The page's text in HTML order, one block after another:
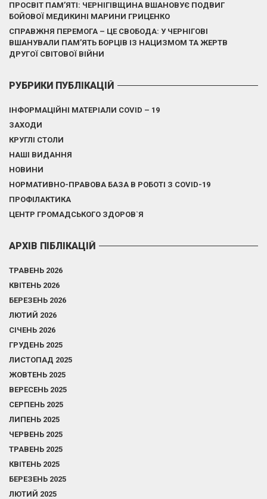
ПРОСВІТ ПАМ’ЯТІ: ЧЕРНІГІВЩИНА ВШАНОВУЄ ПОДВИГ
БОЙОВОЇ МЕДИКИНІ МАРИНИ ГРИЦЕНКО
СПРАВЖНЯ ПЕРЕМОГА – ЦЕ СВОБОДА: У ЧЕРНІГОВІ
ВШАНУВАЛИ ПАМ’ЯТЬ БОРЦІВ ІЗ НАЦИЗМОМ ТА ЖЕРТВ
ДРУГОЇ СВІТОВОЇ ВІЙНИ
РУБРИКИ ПУБЛІКАЦІЙ
ІНФОРМАЦІЙНІ МАТЕРІАЛИ COVID – 19
ЗАХОДИ
КРУГЛІ СТОЛИ
НАШІ ВИДАННЯ
НОВИНИ
НОРМАТИВНО-ПРАВОВА БАЗА В РОБОТІ З COVID-19
ПРОФІЛАКТИКА
ЦЕНТР ГРОМАДСЬКОГО ЗДОРОВ`Я
АРХІВ ПІБЛІКАЦІЙ
ТРАВЕНЬ 2026
КВІТЕНЬ 2026
БЕРЕЗЕНЬ 2026
ЛЮТИЙ 2026
СІЧЕНЬ 2026
ГРУДЕНЬ 2025
ЛИСТОПАД 2025
ЖОВТЕНЬ 2025
ВЕРЕСЕНЬ 2025
СЕРПЕНЬ 2025
ЛИПЕНЬ 2025
ЧЕРВЕНЬ 2025
ТРАВЕНЬ 2025
КВІТЕНЬ 2025
БЕРЕЗЕНЬ 2025
ЛЮТИЙ 2025